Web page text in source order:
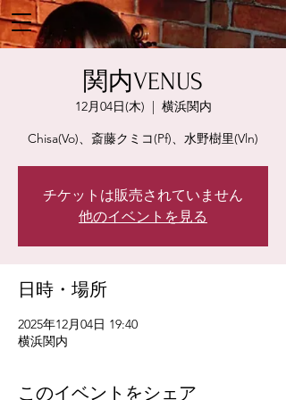
関内VENUS
12月04日(木)
  |
横浜関内
Chisa(Vo)、斎藤クミコ(Pf)、水野樹里(Vln)
チケットは販売されていません
他のイベントを見る
日時・場所
2025年12月04日 19:40
横浜関内
このイベントをシェア